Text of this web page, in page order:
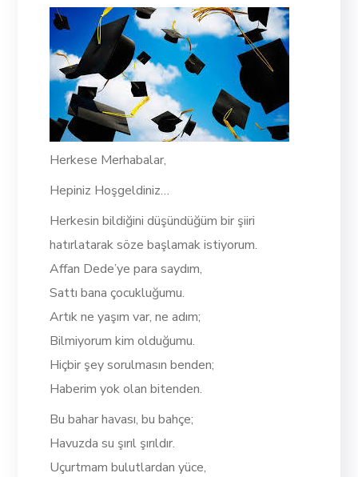
Herkese Merhabalar,
Hepiniz Hoşgeldiniz…
Herkesin bildiğini düşündüğüm bir şiiri
hatırlatarak söze başlamak istiyorum.
Affan Dede’ye para saydım,
Sattı bana çocukluğumu.
Artık ne yaşım var, ne adım;
Bilmiyorum kim olduğumu.
Hiçbir şey sorulmasın benden;
Haberim yok olan bitenden.
Bu bahar havası, bu bahçe;
Havuzda su şırıl şırıldır.
Uçurtmam bulutlardan yüce,